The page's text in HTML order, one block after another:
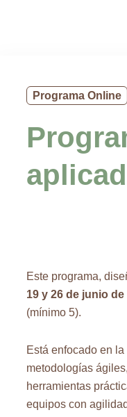
Programa Online
Este programa,
19 y 26 de junio de
(mínimo 5).
Está enfocado en
metodologías
herramientas
equipos con